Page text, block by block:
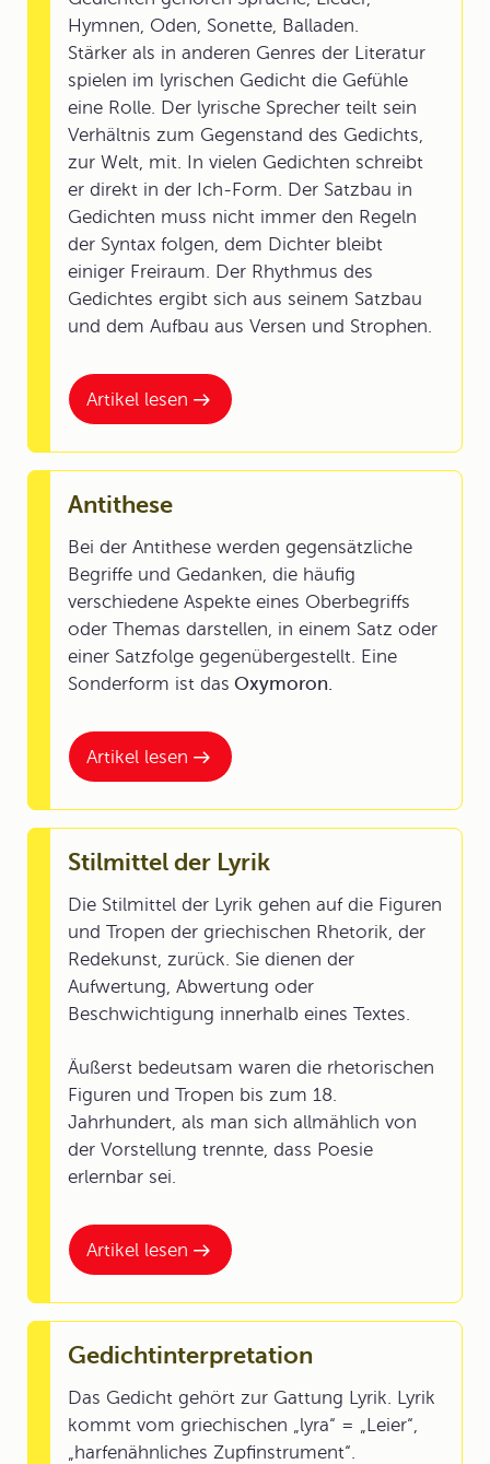
Artikel lesen
Hymnen, Oden, Sonette, Balladen.
Stärker als in anderen Genres der Literatur
spielen im lyrischen Gedicht die Gefühle
eine Rolle. Der lyrische Sprecher teilt sein
Verhältnis zum Gegenstand des Gedichts,
zur Welt, mit. In vielen Gedichten schreibt
er direkt in der Ich-Form. Der Satzbau in
Gedichten muss nicht immer den Regeln
der Syntax folgen, dem Dichter bleibt
einiger Freiraum. Der Rhythmus des
Gedichtes ergibt sich aus seinem Satzbau
und dem Aufbau aus Versen und Strophen.
Artikel lesen
Antithese
Bei der Antithese werden gegensätzliche
Begriffe und Gedanken, die häufig
verschiedene Aspekte eines Oberbegriffs
oder Themas darstellen, in einem Satz oder
einer Satzfolge gegenübergestellt. Eine
Sonderform ist das Oxymoron.
Artikel lesen
Stilmittel der Lyrik
Die Stilmittel der Lyrik gehen auf die Figuren
und Tropen der griechischen Rhetorik, der
Redekunst, zurück. Sie dienen der
Aufwertung, Abwertung oder
Beschwichtigung innerhalb eines Textes.
Äußerst bedeutsam waren die rhetorischen
Figuren und Tropen bis zum 18.
Jahrhundert, als man sich allmählich von
der Vorstellung trennte, dass Poesie
erlernbar sei.
Gedichtinterpretation
Das Gedicht gehört zur Gattung Lyrik. Lyrik
kommt vom griechischen „lyra“ = „Leier“,
„harfenähnliches Zupfinstrument“.